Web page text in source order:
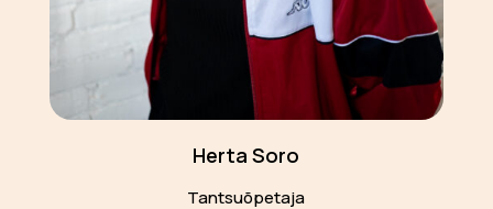
Herta Soro
Tantsuõpetaja